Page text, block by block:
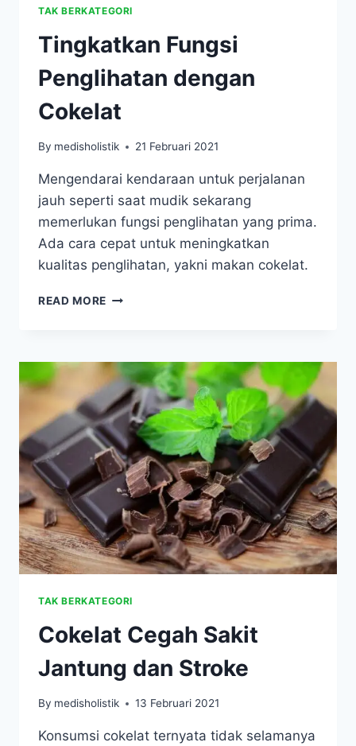
TAK BERKATEGORI
Tingkatkan Fungsi
Penglihatan dengan
Cokelat
By medisholistik 21 Februari 2021
Mengendarai kendaraan untuk perjalanan
jauh seperti saat mudik sekarang
memerlukan fungsi penglihatan yang prima.
Ada cara cepat untuk meningkatkan
kualitas penglihatan, yakni makan cokelat.
READ MORE TINGKATKAN
COKELAT
TAK BERKATEGORI
Cokelat Cegah Sakit
Jantung dan Stroke
By medisholistik 13 Februari 2021
Konsumsi cokelat ternyata tidak selamanya